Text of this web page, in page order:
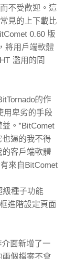
不受歡迎。這
見的上下載比
0.60 版
將用戶端軟體
濫用的問
的作
用卑劣的手段
。”BitComet
逼的我不得
客戶端軟體
來自BitComet
級種子功能
進階設定頁面
面新增了一
個檔案不會